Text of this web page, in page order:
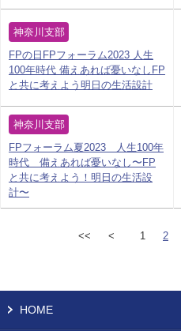
神奈川支部
FPの日FPフォーラム2023 人生
100年時代 備えあれば憂いなしFP
と共に考えよう明日の生活設計
神奈川支部
FPフォーラム夏2023 人生100年
時代 備えあれば憂いなし〜FP
と共に考えよう！明日の生活設
計〜
<< < 1 2
HOME